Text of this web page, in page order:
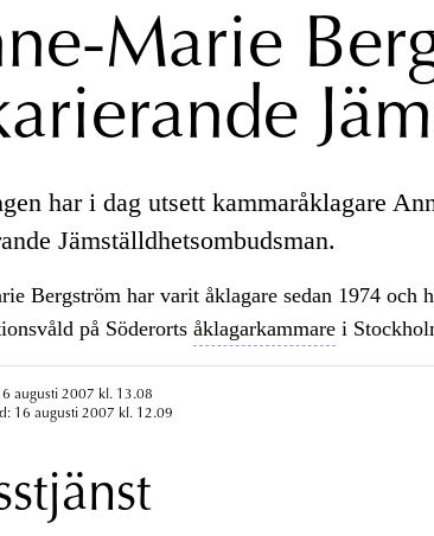
Marie
har i dag utsett kammaråklagare
Jämställdhetsombudsman.
Bergström har varit åklagare sedan 1974 och
på Söderorts åklagarkammarei
augusti 2007 kl. 13.08
16 augusti 2007 kl. 12.09